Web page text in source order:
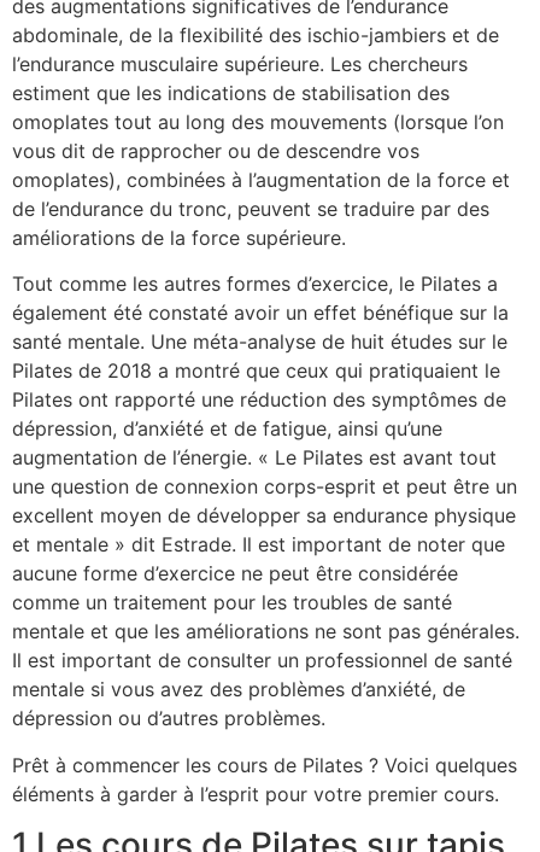
des augmentations significatives de l’endurance
abdominale, de la flexibilité des ischio-jambiers et de
l’endurance musculaire supérieure. Les chercheurs
estiment que les indications de stabilisation des
omoplates tout au long des mouvements (lorsque l’on
vous dit de rapprocher ou de descendre vos
omoplates), combinées à l’augmentation de la force et
de l’endurance du tronc, peuvent se traduire par des
améliorations de la force supérieure.
Tout comme les autres formes d’exercice, le Pilates a
également été constaté avoir un effet bénéfique sur la
santé mentale. Une méta-analyse de huit études sur le
Pilates de 2018 a montré que ceux qui pratiquaient le
Pilates ont rapporté une réduction des symptômes de
dépression, d’anxiété et de fatigue, ainsi qu’une
augmentation de l’énergie. « Le Pilates est avant tout
une question de connexion corps-esprit et peut être un
excellent moyen de développer sa endurance physique
et mentale » dit Estrade. Il est important de noter que
aucune forme d’exercice ne peut être considérée
comme un traitement pour les troubles de santé
mentale et que les améliorations ne sont pas générales.
Il est important de consulter un professionnel de santé
mentale si vous avez des problèmes d’anxiété, de
dépression ou d’autres problèmes.
Prêt à commencer les cours de Pilates ? Voici quelques
éléments à garder à l’esprit pour votre premier cours.